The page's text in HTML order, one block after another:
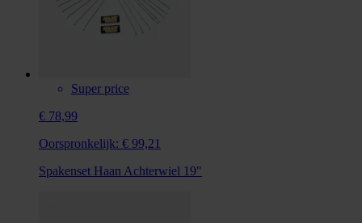
Super price
€ 78,99
Oorspronkelijk: € 99,21
Spakenset Haan Achterwiel 19"